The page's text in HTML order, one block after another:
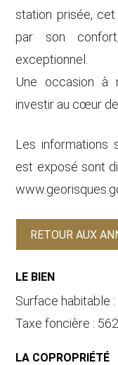
station prisée,
par son
exceptionnel.
Une occasion à
investir au cœur
Les informations
est exposé sont
RETOUR AUX
LE BIEN
Surface habitable :
Taxe foncière :
LA COPROPRIÉTÉ